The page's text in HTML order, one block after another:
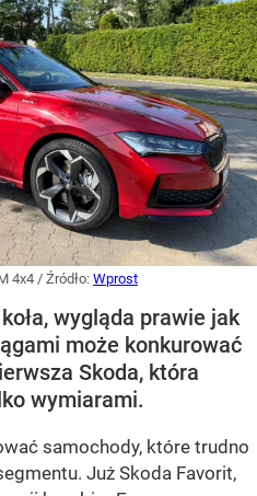
4x4 / Źródło: Wprost
wygląda prawie jak
może konkurować
Skoda, która
wymiarami.
samochody, które trudno
Już Skoda Favorit,